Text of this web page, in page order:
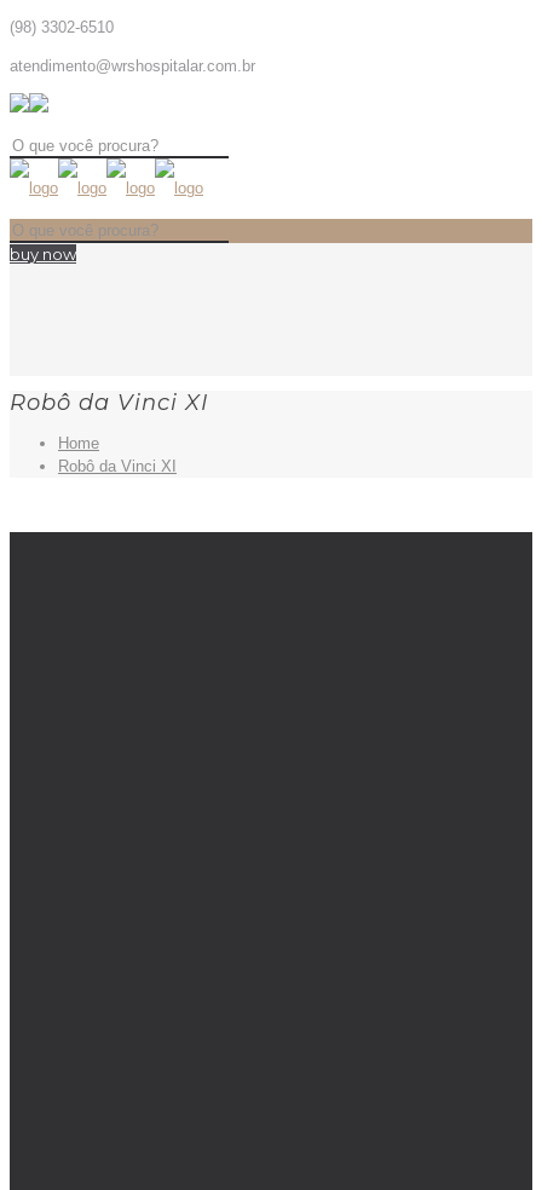
(98) 3302-6510
atendimento@wrshospitalar.com.br
buy now
Robô da Vinci XI
Home
Robô da Vinci XI